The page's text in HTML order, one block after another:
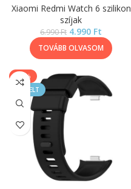
Xiaomi Redmi Watch 6 szilikon
szíjak
6.990Ft 4.990 Ft
TOVÁBB OLVASOM
-40%
KIEMELT